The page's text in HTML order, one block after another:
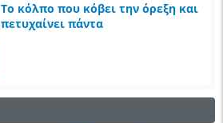
Το κόλπο που κόβει την όρεξη και
πετυχαίνει πάντα